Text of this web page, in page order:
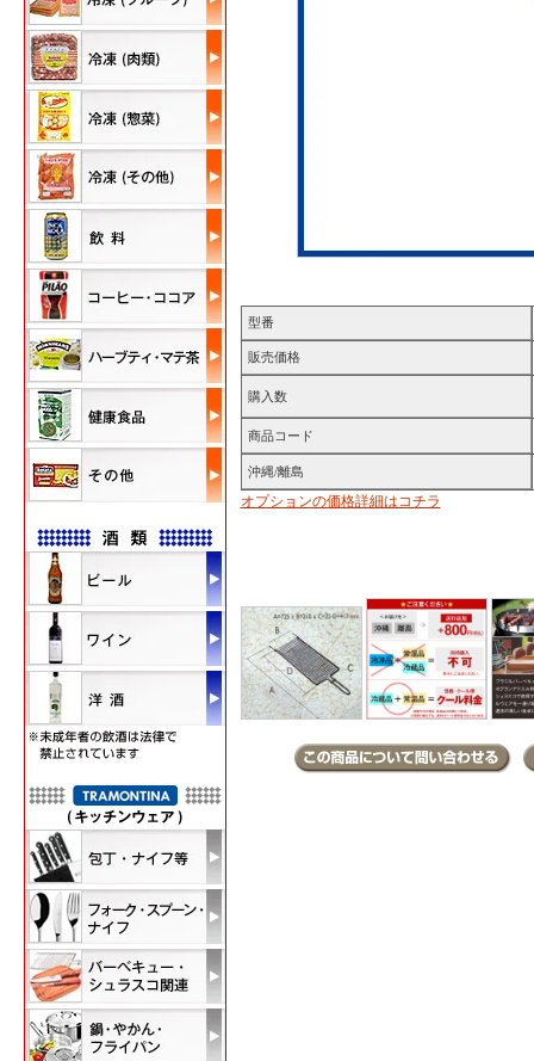
型番
販売価格
購入数
商品コード
沖縄/離島
オプションの価格詳細はコチラ